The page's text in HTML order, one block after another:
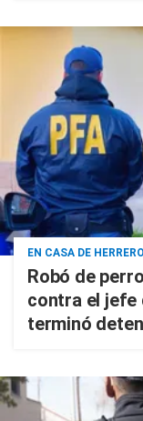
EN CASA DE
Robó de
contra el jefe
terminó